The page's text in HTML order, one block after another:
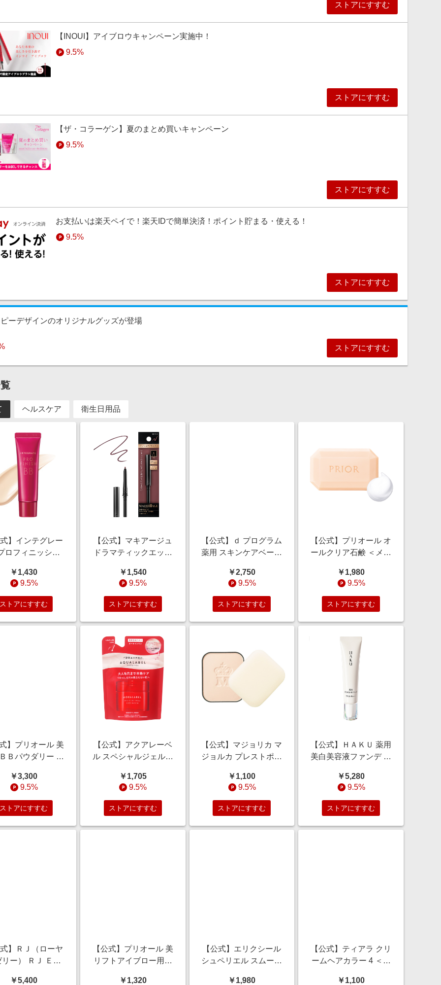
ストアにすすむ
【INOUI】アイブロウキャンペーン実施中！
9.5%
ストアにすすむ
【ザ・コラーゲン】夏のまとめ買いキャンペーン
9.5%
ストアにすすむ
お支払いは楽天ペイで！楽天IDで簡単決済！ポイント貯まる・使える！
9.5%
ストアにすすむ
ーデザインのオリジナルグッズが登場
ストアにすすむ
ヘルスケア 衛生日用品
】インテグレー
ロフィニッシュ
化粧下地＞ 30g/
/毛穴カバー/シ
ミカバー/BB
￥1,430
9.5%
ストアにすすむ
【公式】マキアージュ
ドラマティックエッセ
ピンクグレージュ （カ
ートリッジ） ＜アイラ
イナー＞ 0.1g/ウォー
タープルーフ/高発色/
つや
￥1,540
9.5%
ストアにすすむ
【公式】ｄ プログラム
薬用 スキンケアベース
感肌用化粧下地 25g/デ
リケート/肌荒れ予防/
ニキビ予防/毛穴カバー
￥2,750
9.5%
ストアにすすむ
【公式】プリオール オ
ールクリア石鹸 ＜メイ
標準重量100g（枠
練）/エイジングケア/
乾燥小ジワ/透明感/き
め
￥1,980
9.5%
ストアにすすむ
】プリオール 美
Ｂパウダリー オ
ンデーション＞
つや/小ジワカバ
穴カバー/くすみ
カバー
￥3,300
9.5%
ストアにすすむ
【公式】アクアレーベ
ル スペシャルジェルク
トスムース） つめかえ
用 ＜クリーム＞ 81g/
保湿/毛穴/きめ/オール
インワン
￥1,705
9.5%
ストアにすすむ
【公式】マジョリカ マ
ジョルカ プレストポア
＜フェイスパウダー＞
10g/毛穴カバー/テカ
り/ニキビになりにくい
処方
￥1,100
9.5%
ストアにすすむ
【公式】ＨＡＫＵ 薬用
美白美容液ファンデ ラ
ーション・美容液 30g/
シミカバー/色ムラカバ
ー/美白/カバー力
￥5,280
9.5%
ストアにすすむ
】ＲＪ（ローヤ
リー） ＲＪ ＥＸ
￥5,400
【公式】プリオール 美
リフトアイブロー用ホ
￥1,320
【公式】エリクシール
シュペリエル スムース
￥1,980
【公式】ティアラ クリ
ームヘアカラー 4 ＜染
￥1,100